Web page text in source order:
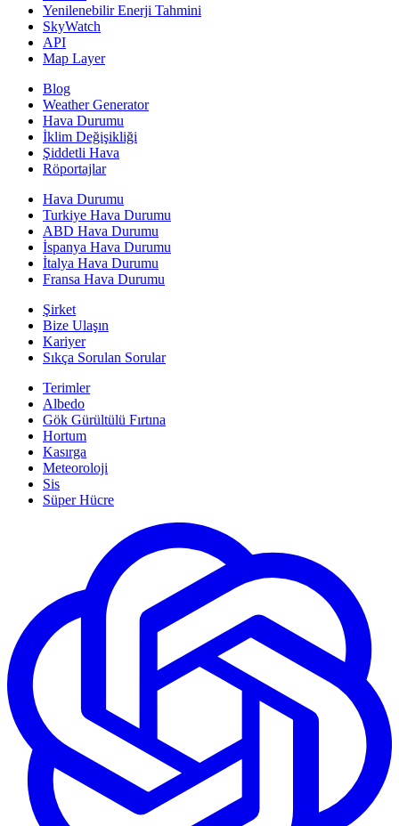
Yenilenebilir Enerji Tahmini
SkyWatch
API
Map Layer
Blog
Weather Generator
Hava Durumu
İklim Değişikliği
Şiddetli Hava
Röportajlar
Hava Durumu
Turkiye Hava Durumu
ABD Hava Durumu
İspanya Hava Durumu
İtalya Hava Durumu
Fransa Hava Durumu
Şirket
Bize Ulaşın
Kariyer
Sıkça Sorulan Sorular
Terimler
Albedo
Gök Gürültülü Fırtına
Hortum
Kasırga
Meteoroloji
Sis
Süper Hücre